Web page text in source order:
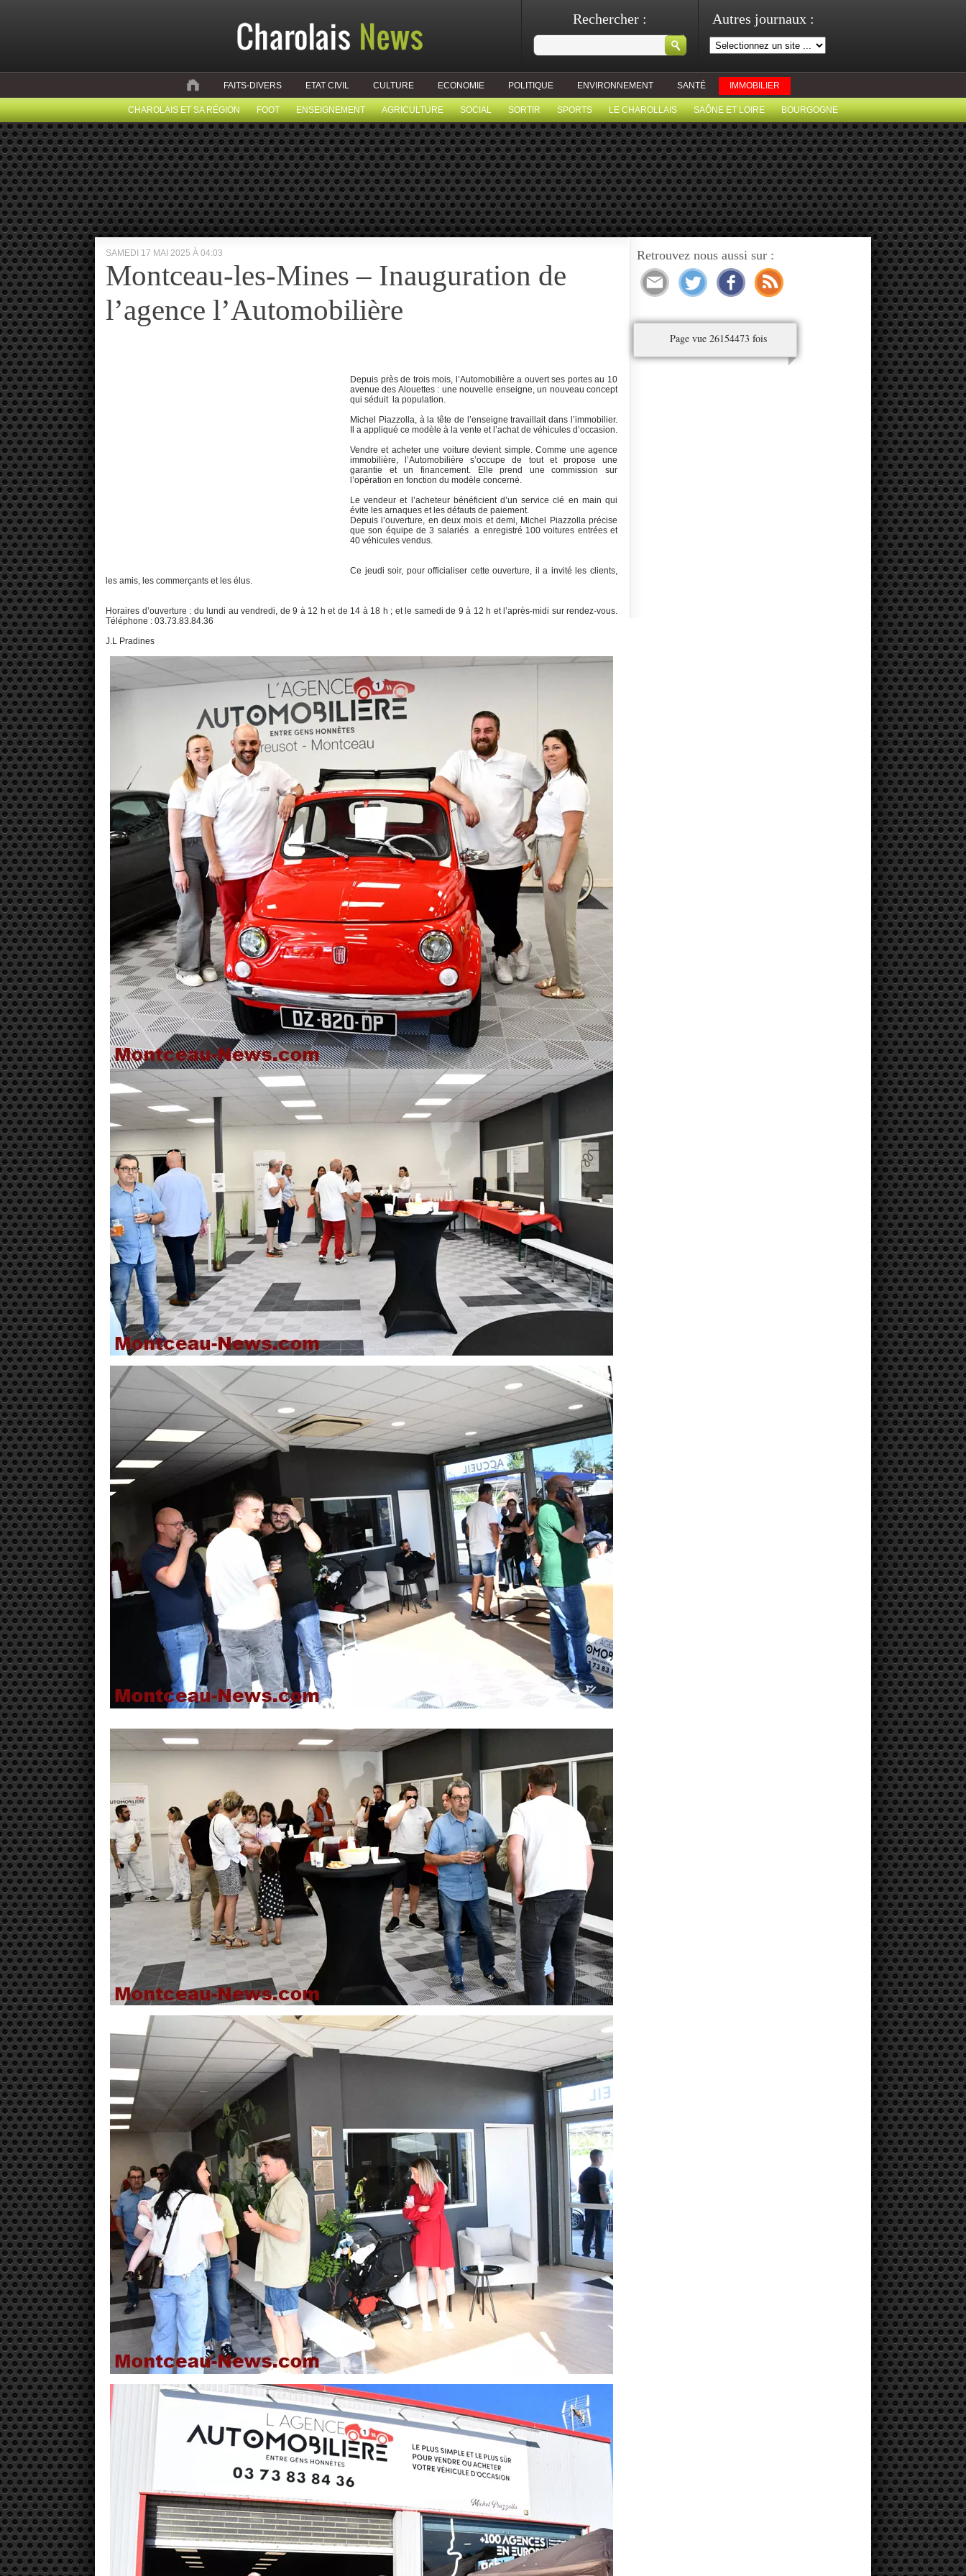
Autres journaux :
Rechercher :
FAITS-DIVERS ETAT CIVIL CULTURE ECONOMIE POLITIQUE ENVIRONNEMENT SANTÉ IMMOBILIER
CHAROLAIS ET SA RÉGION FOOT ENSEIGNEMENT AGRICULTURE SOCIAL SORTIR SPORTS LE CHAROLLAIS SAÔNE ET LOIRE BOURGOGNE
SAMEDI 17 MAI 2025 À 04:03
Montceau-les-Mines – Inauguration de
l’agence l’Automobilière
Depuis près de trois mois, l’Automobilière a ouvert ses portes au 10
avenue des Alouettes : une nouvelle enseigne, un nouveau concept
qui séduit la population.
Michel Piazzolla, à la tête de l’enseigne travaillait dans l’immobilier.
Il a appliqué ce modèle à la vente et l’achat de véhicules d’occasion.
Vendre et acheter une voiture devient simple. Comme une agence
immobilière, l’Automobilière s’occupe de tout et propose une
garantie et un financement. Elle prend une commission sur
l’opération en fonction du modèle concerné.
Le vendeur et l’acheteur bénéficient d’un service clé en main qui
évite les arnaques et les défauts de paiement.
Depuis l’ouverture, en deux mois et demi, Michel Piazzolla précise
que son équipe de 3 salariés a enregistré 100 voitures entrées et
40 véhicules vendus.
Ce jeudi soir, pour officialiser cette ouverture, il a invité les clients,
les amis, les commerçants et les élus.
Horaires d’ouverture : du lundi au vendredi, de 9 à 12 h et de 14 à 18 h ; et le samedi de 9 à 12 h et l’après-midi sur rendez-vous.
Téléphone : 03.73.83.84.36
J.L Pradines
Retrouvez nous aussi sur :
Page vue 26154473 fois